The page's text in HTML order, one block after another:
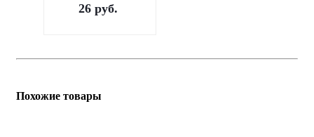
26руб.
Похожие товары